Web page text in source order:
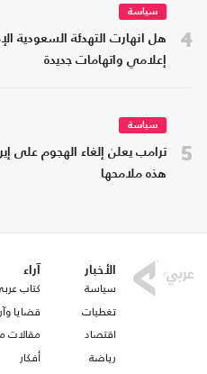
4
سياسة
هل انهارت التهدئة السعودية
إعلامي واتهامات جديدة
5
سياسة
ترامب يعلن إلغاء الهجوم على
هذه ملامحها
الأخبار
سياسة
تغطيات
اقتصاد
رياضة
آراء
كتاب
قضايا
مقالات
أفكار